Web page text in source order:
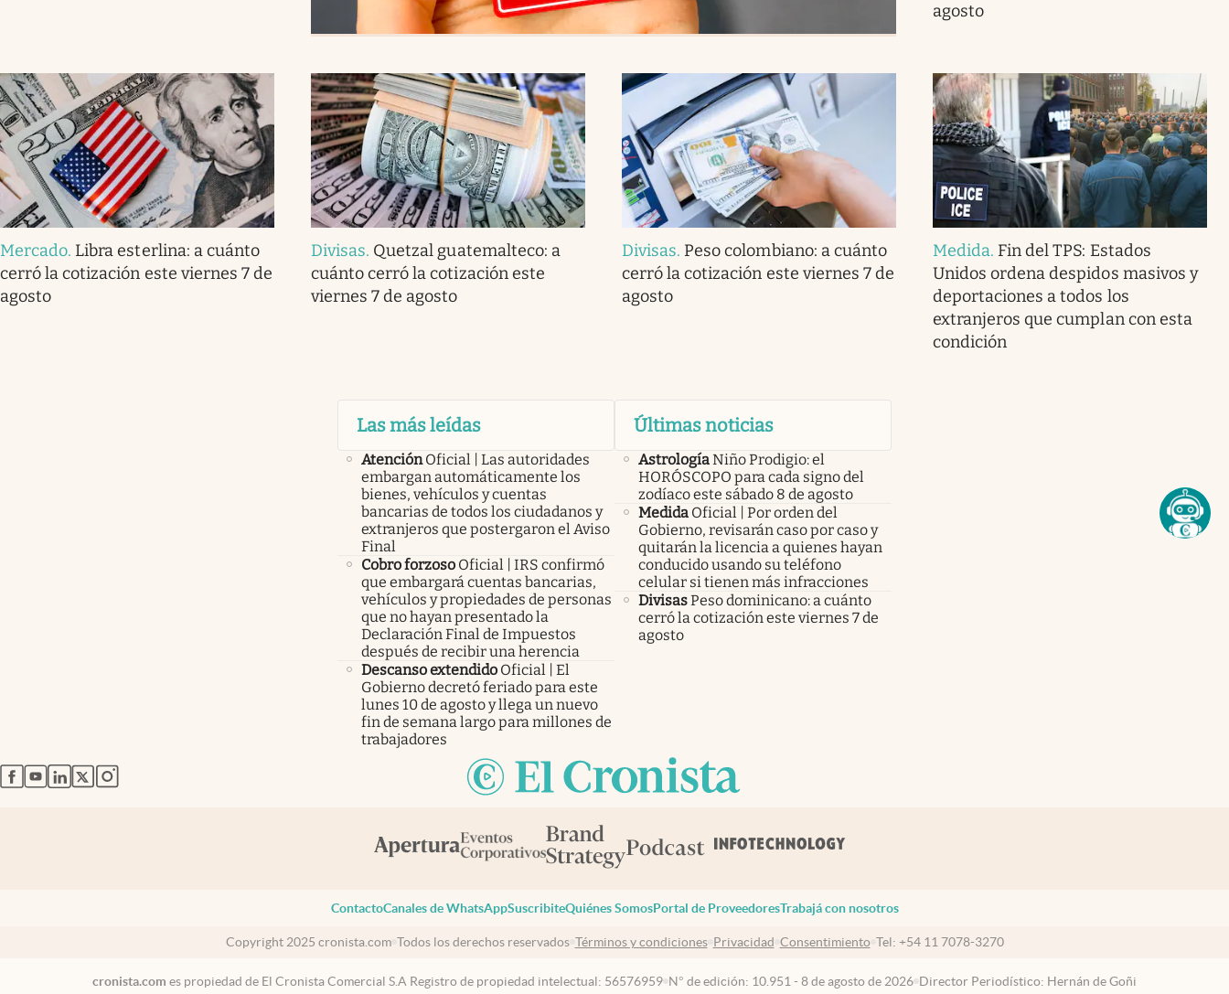
agosto
Mercado. Libra esterlina: a cuánto
cerró la cotización este viernes 7 de
agosto
Divisas. Quetzal guatemalteco: a
cuánto cerró la cotización este
viernes 7 de agosto
Divisas. Peso colombiano: a cuánto
cerró la cotización este viernes 7 de
agosto
Medida. Fin del TPS: Estados
Unidos ordena despidos masivos y
deportaciones a todos los
extranjeros que cumplan con esta
condición
Las más leídas
Atención Oficial | Las autoridades
embargan automáticamente los
bienes, vehículos y cuentas
bancarias de todos los ciudadanos y
extranjeros que postergaron el Aviso
Final
Cobro forzoso Oficial | IRS confirmó
que embargará cuentas bancarias,
vehículos y propiedades de personas
que no hayan presentado la
Declaración Final de Impuestos
después de recibir una herencia
Descanso extendido Oficial | El
Gobierno decretó feriado para este
lunes 10 de agosto y llega un nuevo
fin de semana largo para millones de
trabajadores
Últimas noticias
AstrologíaNiño Prodigio: el
HORÓSCOPO para cada signo del
zodíaco este sábado 8 de agosto
Medida Oficial | Por orden del
Gobierno, revisarán caso por caso y
quitarán la licencia a quienes hayan
conducido usando su teléfono
celular si tienen más infracciones
DivisasPeso dominicano: a cuánto
cerró la cotización este viernes 7 de
agosto
abre en nueva pestaña
abre en nueva pestaña
abre en nueva pestaña
abre en nueva pestaña
abre en nueva pestaña
ContactoCanales de WhatsAppSuscribiteQuiénes SomosPortal de ProveedoresTrabajá con nosotros
Copyright 2025 cronista.com Todos los derechos reservados Términos y condiciones Privacidad Consentimiento Tel: +54 11 7078-3270
cronista.com es propiedad de El Cronista Comercial S.A Registro de propiedad intelectual: 56576959 N° de edición: 10.951 - 8 de agosto de 2026 Director Periodístico: Hernán de Goñi